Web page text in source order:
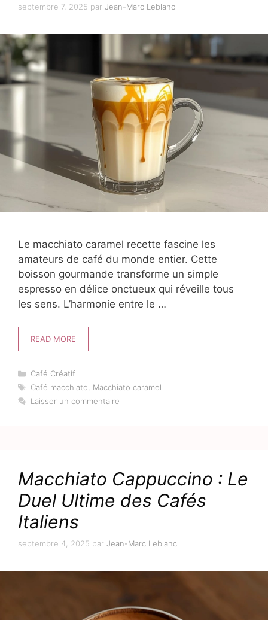
septembre 7, 2025 par Jean-Marc Leblanc
Le macchiato caramel recette fascine les
amateurs de café du monde entier. Cette
boisson gourmande transforme un simple
espresso en délice onctueux qui réveille tous
les sens. L’harmonie entre le …
READ MORE
Catégories
Café Créatif
Étiquettes
Café macchiato, Macchiato caramel
Laisser un commentaire
Macchiato Cappuccino : Le
Duel Ultime des Cafés
Italiens
septembre 4, 2025 par Jean-Marc Leblanc